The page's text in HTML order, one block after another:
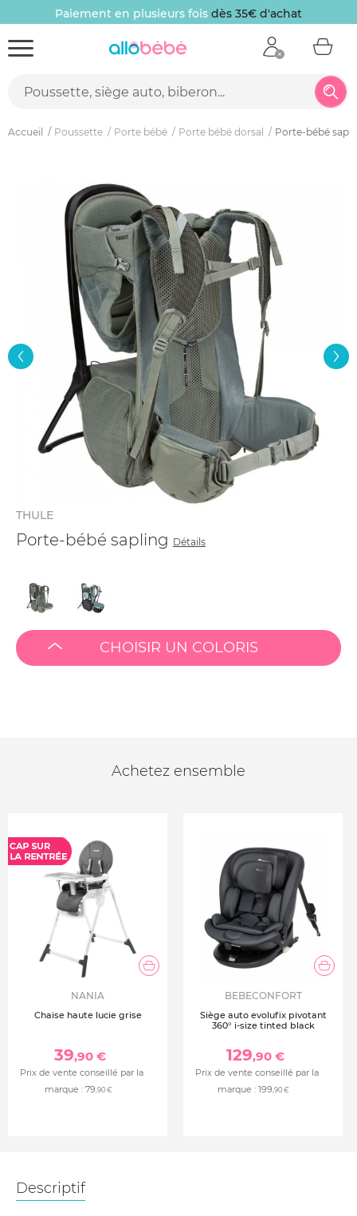
Paiement en plusieurs fois dès 35€ d'achat
Accueil Poussette Porte bébé Porte bébé dorsal Porte-bébé
THULE
Porte-bébé sapling Détails
CHOISIR UN COLORIS
Achetez ensemble
NANIA
Chaise haute lucie grise
39,90 €
Prix de vente conseillé par la
marque : 79,90 €
BEBECONFORT
Siège auto evolufix pivotant
360° i-size tinted black
129,90 €
Prix de vente conseillé par la
marque : 199,90 €
Descriptif